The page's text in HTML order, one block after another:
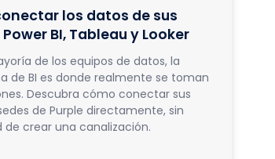
los datos de sus
BI, Tableau y Looker
de los equipos de datos, la
de BI es donde realmente se toman
Descubra cómo conectar sus
de Purple directamente, sin
de crear una canalización.